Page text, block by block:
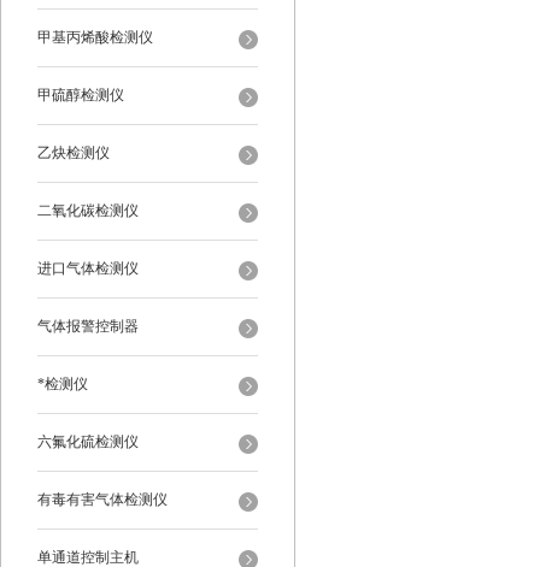
甲基丙烯酸检测仪
甲硫醇检测仪
乙炔检测仪
二氧化碳检测仪
进口气体检测仪
气体报警控制器
*检测仪
六氟化硫检测仪
有毒有害气体检测仪
单通道控制主机